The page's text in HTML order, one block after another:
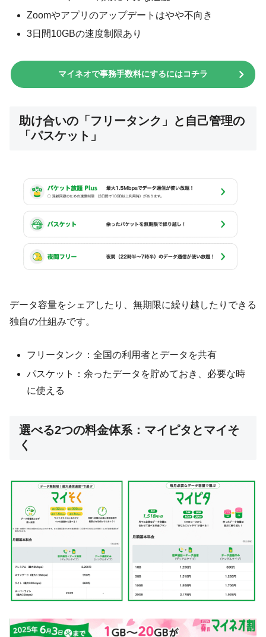
Zoomやアプリのアップデートはやや不向き
3日間10GBの速度制限あり
マイネオで事務手数料にするにはコチラ
助け合いの「フリータンク」と自己管理の
「パスケット」
データ容量をシェアしたり、無期限に繰り越したりできる
独自の仕組みです。
フリータンク：全国の利用者とデータを共有
パスケット：余ったデータを貯めておき、必要な時
に使える
選べる2つの料金体系：マイピタとマイそ
く